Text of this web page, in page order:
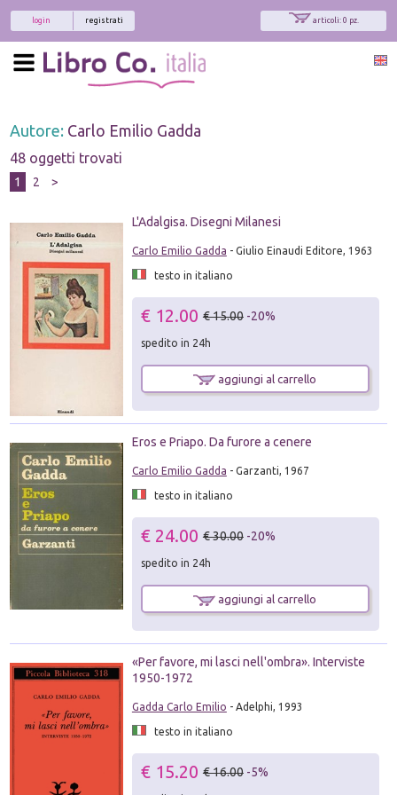
articoli: 0 pz.
registrati
login
Autore: Carlo Emilio Gadda
48 oggetti trovati
1 2 >
L'Adalgisa. Disegni Milanesi
Carlo Emilio Gadda - Giulio Einaudi Editore, 1963
testo in italiano
€ 12.00 € 15.00 -20%
spedito in 24h
aggiungi al carrello
Eros e Priapo. Da furore a cenere
Carlo Emilio Gadda - Garzanti, 1967
testo in italiano
€ 24.00 € 30.00 -20%
spedito in 24h
aggiungi al carrello
«Per favore, mi lasci nell'ombra». Interviste
1950-1972
Gadda Carlo Emilio - Adelphi, 1993
testo in italiano
€ 15.20 € 16.00 -5%